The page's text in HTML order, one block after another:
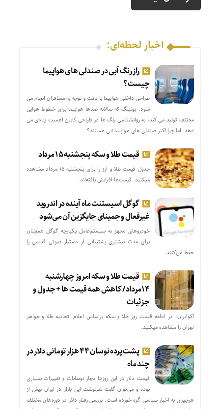
اخبار لحظه‌ای:
راز رنگ آبی در صندلی های هواپیما
چیست؟
طراحی داخلی هواپیما با دقت و توجه به مسافران انجام می
شود. بوئینگ که سالانه صدها هواپیما برای خطوط هوایی
مختلف تولید می کند، به روانشناسی رنگ ها در طراحی کابین اهمیت زیادی می
دهد. اما چرا اکثر صندلی های هواپیما آبی هستند؟
قیمت طلا و سکه پنجشنبه ۱۵ مرداد
جدول قیمت طلا و ارز را برای پنجشنبه ۱۵ مرداد مشاهده
میکنید. قیمت‌ها افزایش یافته‌اند.
گوگل اسیستنت ماه آینده در اندروید
غیرفعال و جمینای جایگزین آن می‌شود
خودروهای مجهز به سیستم‌عامل یکپارچه گوگل همچنان
برای مدت بیشتری پشتیبانی از دستیار صوتی قدیمی را
حفظ می‌کنند.
قیمت طلا و سکه امروز چهارشنبه
۱۴مرداد/ کاهش همه قیمت ها + جدول و
جزئیات
اکوایران: در ادامه قیمت روز طلا و سکه براساس اعلام اتحادیه طلا و جواهر
تهران را مشاهده میکنید.
پشت پرده نوسان ۴۴ هزار تومانی دلار در
چند ماه
قیمت دلار در این روزها دچار نوسانات و تغییرات بسیاری
بوده و می‌توان گفت سرنوشت این بازار در ایران بیش از
هرچیزی به اخبار سیاسی گره خورده است. بررسی رفتار دلار در دوره‌های مختلف